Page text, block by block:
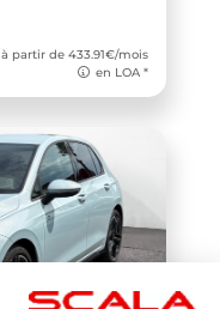
à partir de 433.91€/mois
en LOA *